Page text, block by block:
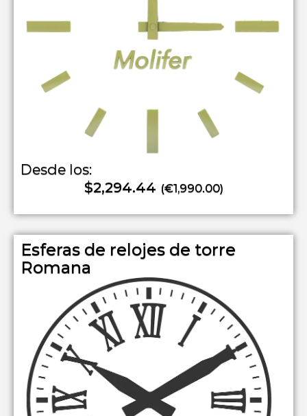
Desde los:
$2,294.44 (€1,990.00)
Esferas de relojes de torre
Romana